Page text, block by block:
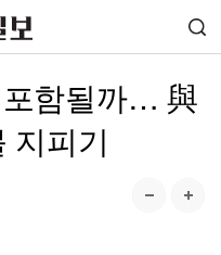
함될까… 與
지피기